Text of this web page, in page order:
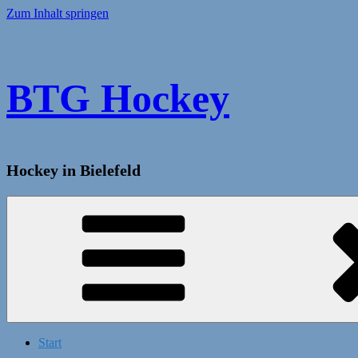
Zum Inhalt springen
BTG Hockey
Hockey in Bielefeld
Start